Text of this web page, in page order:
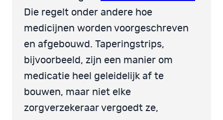
Die regelt onder andere hoe
medicijnen worden voorgeschreven
en afgebouwd. Taperingstrips,
bijvoorbeeld, zijn een manier om
medicatie heel geleidelijk af te
bouwen, maar niet elke
zorgverzekeraar vergoedt ze,